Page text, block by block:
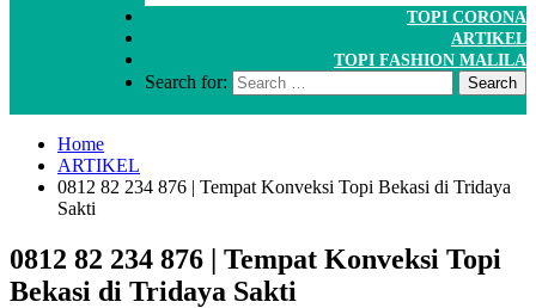
TOPI CORONA
ARTIKEL
TOPI FASHION MALILA
Search for:
Home
ARTIKEL
0812 82 234 876 | Tempat Konveksi Topi Bekasi di Tridaya
Sakti
0812 82 234 876 | Tempat Konveksi Topi
Bekasi di Tridaya Sakti